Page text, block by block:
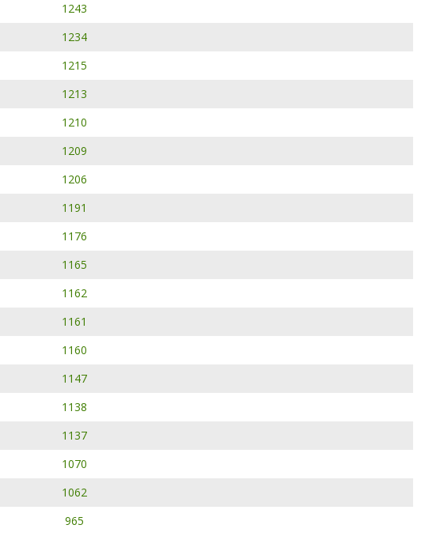
1243
1234
1215
1213
1210
1209
1206
1191
1176
1165
1162
1161
1160
1147
1138
1137
1070
1062
965